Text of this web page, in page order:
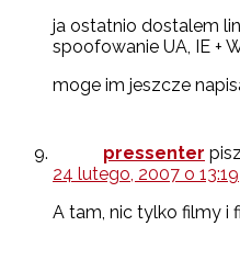
ja ostatnio dostalem
spoofowanie UA, IE +
moge im jeszcze
pressenter
24 lutego, 2007 o 13:19
A tam, nic tylko filmy i